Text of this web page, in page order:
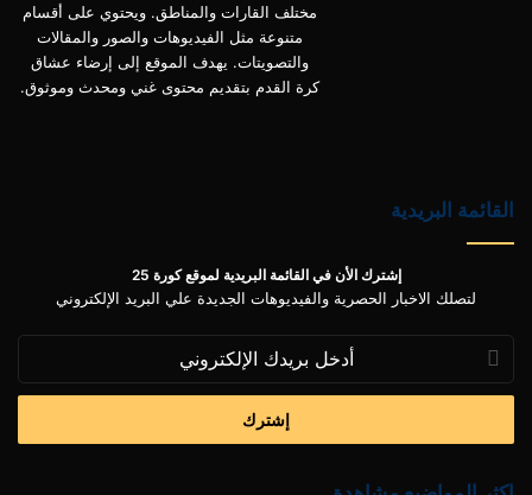
مختلف القارات والمناطق. ويحتوي على أقسام
متنوعة مثل الفيديوهات والصور والمقالات
والتصويتات. يهدف الموقع إلى إرضاء عشاق
كرة القدم بتقديم محتوى غني ومحدث وموثوق.
القائمة البريدية
إشترك الأن في القائمة البريدية لموقع كورة 25
لتصلك الاخبار الحصرية والفيديوهات الجديدة علي البريد الإلكتروني
أدخل
بريدك
الإلكتروني